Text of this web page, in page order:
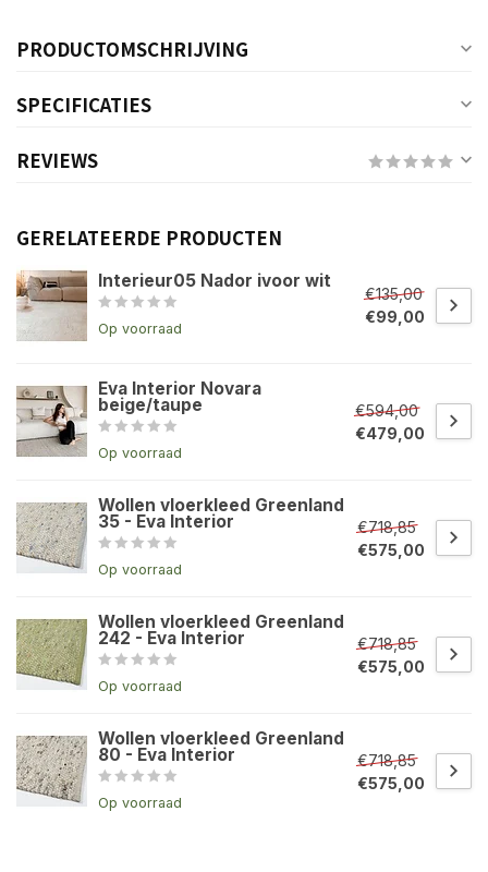
PRODUCTOMSCHRIJVING
SPECIFICATIES
REVIEWS
GERELATEERDE PRODUCTEN
Interieur05 Nador ivoor wit
Op voorraad
€135,00
€99,00
Eva Interior Novara
beige/taupe
Op voorraad
€594,00
€479,00
Wollen vloerkleed Greenland
35 - Eva Interior
Op voorraad
€718,85
€575,00
Wollen vloerkleed Greenland
242 - Eva Interior
Op voorraad
€718,85
€575,00
Wollen vloerkleed Greenland
80 - Eva Interior
Op voorraad
€718,85
€575,00